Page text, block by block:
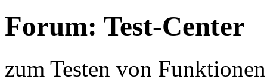
Forum: Test-Center
zum Testen von Funktionen